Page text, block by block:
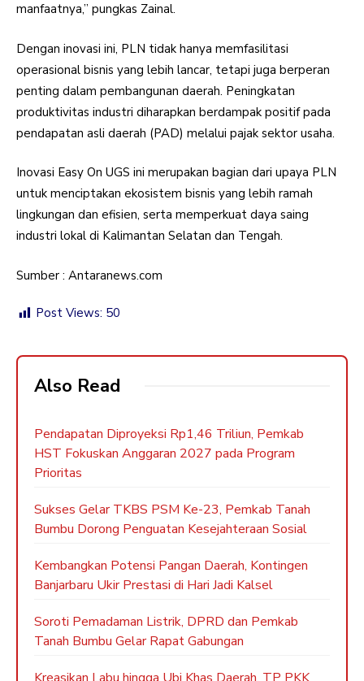
manfaatnya,” pungkas Zainal.
Dengan inovasi ini, PLN tidak hanya memfasilitasi
operasional bisnis yang lebih lancar, tetapi juga berperan
penting dalam pembangunan daerah. Peningkatan
produktivitas industri diharapkan berdampak positif pada
pendapatan asli daerah (PAD) melalui pajak sektor usaha.
Inovasi Easy On UGS ini merupakan bagian dari upaya PLN
untuk menciptakan ekosistem bisnis yang lebih ramah
lingkungan dan efisien, serta memperkuat daya saing
industri lokal di Kalimantan Selatan dan Tengah.
Sumber : Antaranews.com
Post Views: 50
Also Read
Pendapatan Diproyeksi Rp1,46 Triliun, Pemkab
HST Fokuskan Anggaran 2027 pada Program
Prioritas
Sukses Gelar TKBS PSM Ke-23, Pemkab Tanah
Bumbu Dorong Penguatan Kesejahteraan Sosial
Kembangkan Potensi Pangan Daerah, Kontingen
Banjarbaru Ukir Prestasi di Hari Jadi Kalsel
Soroti Pemadaman Listrik, DPRD dan Pemkab
Tanah Bumbu Gelar Rapat Gabungan
Kreasikan Labu hingga Ubi Khas Daerah, TP PKK